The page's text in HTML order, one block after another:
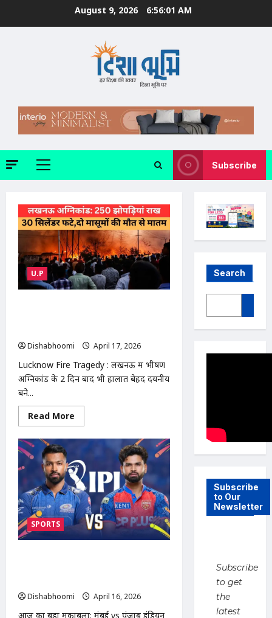
August 9, 2026 6:56:03 AM
Primary
Subscribe
U.P
Dishabhoomi
April 17, 2026
Lucknow Fire Tragedy : लखनऊ में भीषण
अग्निकांड के 2 दिन बाद भी हालात बेहद दयनीय
बने...
Read More
more
Lucknow
Tragedy
:
लखनऊ
अग्निकांड:
250
झोपड़ियां
राख,
भूखे
बच्चे
छीन
रहे
मातम
SPORTS
Dishabhoomi
April 16, 2026
आज का बड़ा मुकाबला: मुंबई vs पंजाब इंडियन
Search
Subscribe
to Our
Newsletter
Subscribe
to get
the
latest